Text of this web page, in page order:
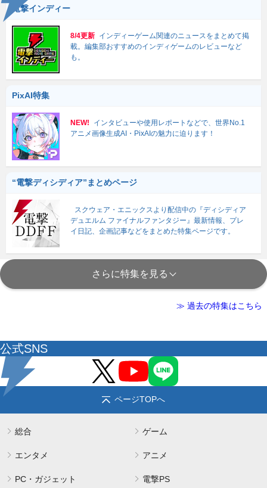
電撃インディー
8/4更新 インディーゲーム関連のニュースをまとめて掲
載。編集部おすすめのインディゲームのレビューなど
も。
PixAI特集
NEW!
インタビューや使用レポートなどで、世界No.1
アニメ画像生成AI・PixAIの魅力に迫ります！
“電撃ディシディア”まとめページ
スクウェア・エニックスより配信中の『ディシディア
デュエルム ファイナルファンタジー』最新情報、プレ
イ日記、企画記事などをまとめた特集ページです。
さらに特集を見る
≫ 過去の特集はこちら
公式SNS
ページTOPへ
総合 ゲーム
エンタメ アニメ
PC・ガジェット 電撃PS